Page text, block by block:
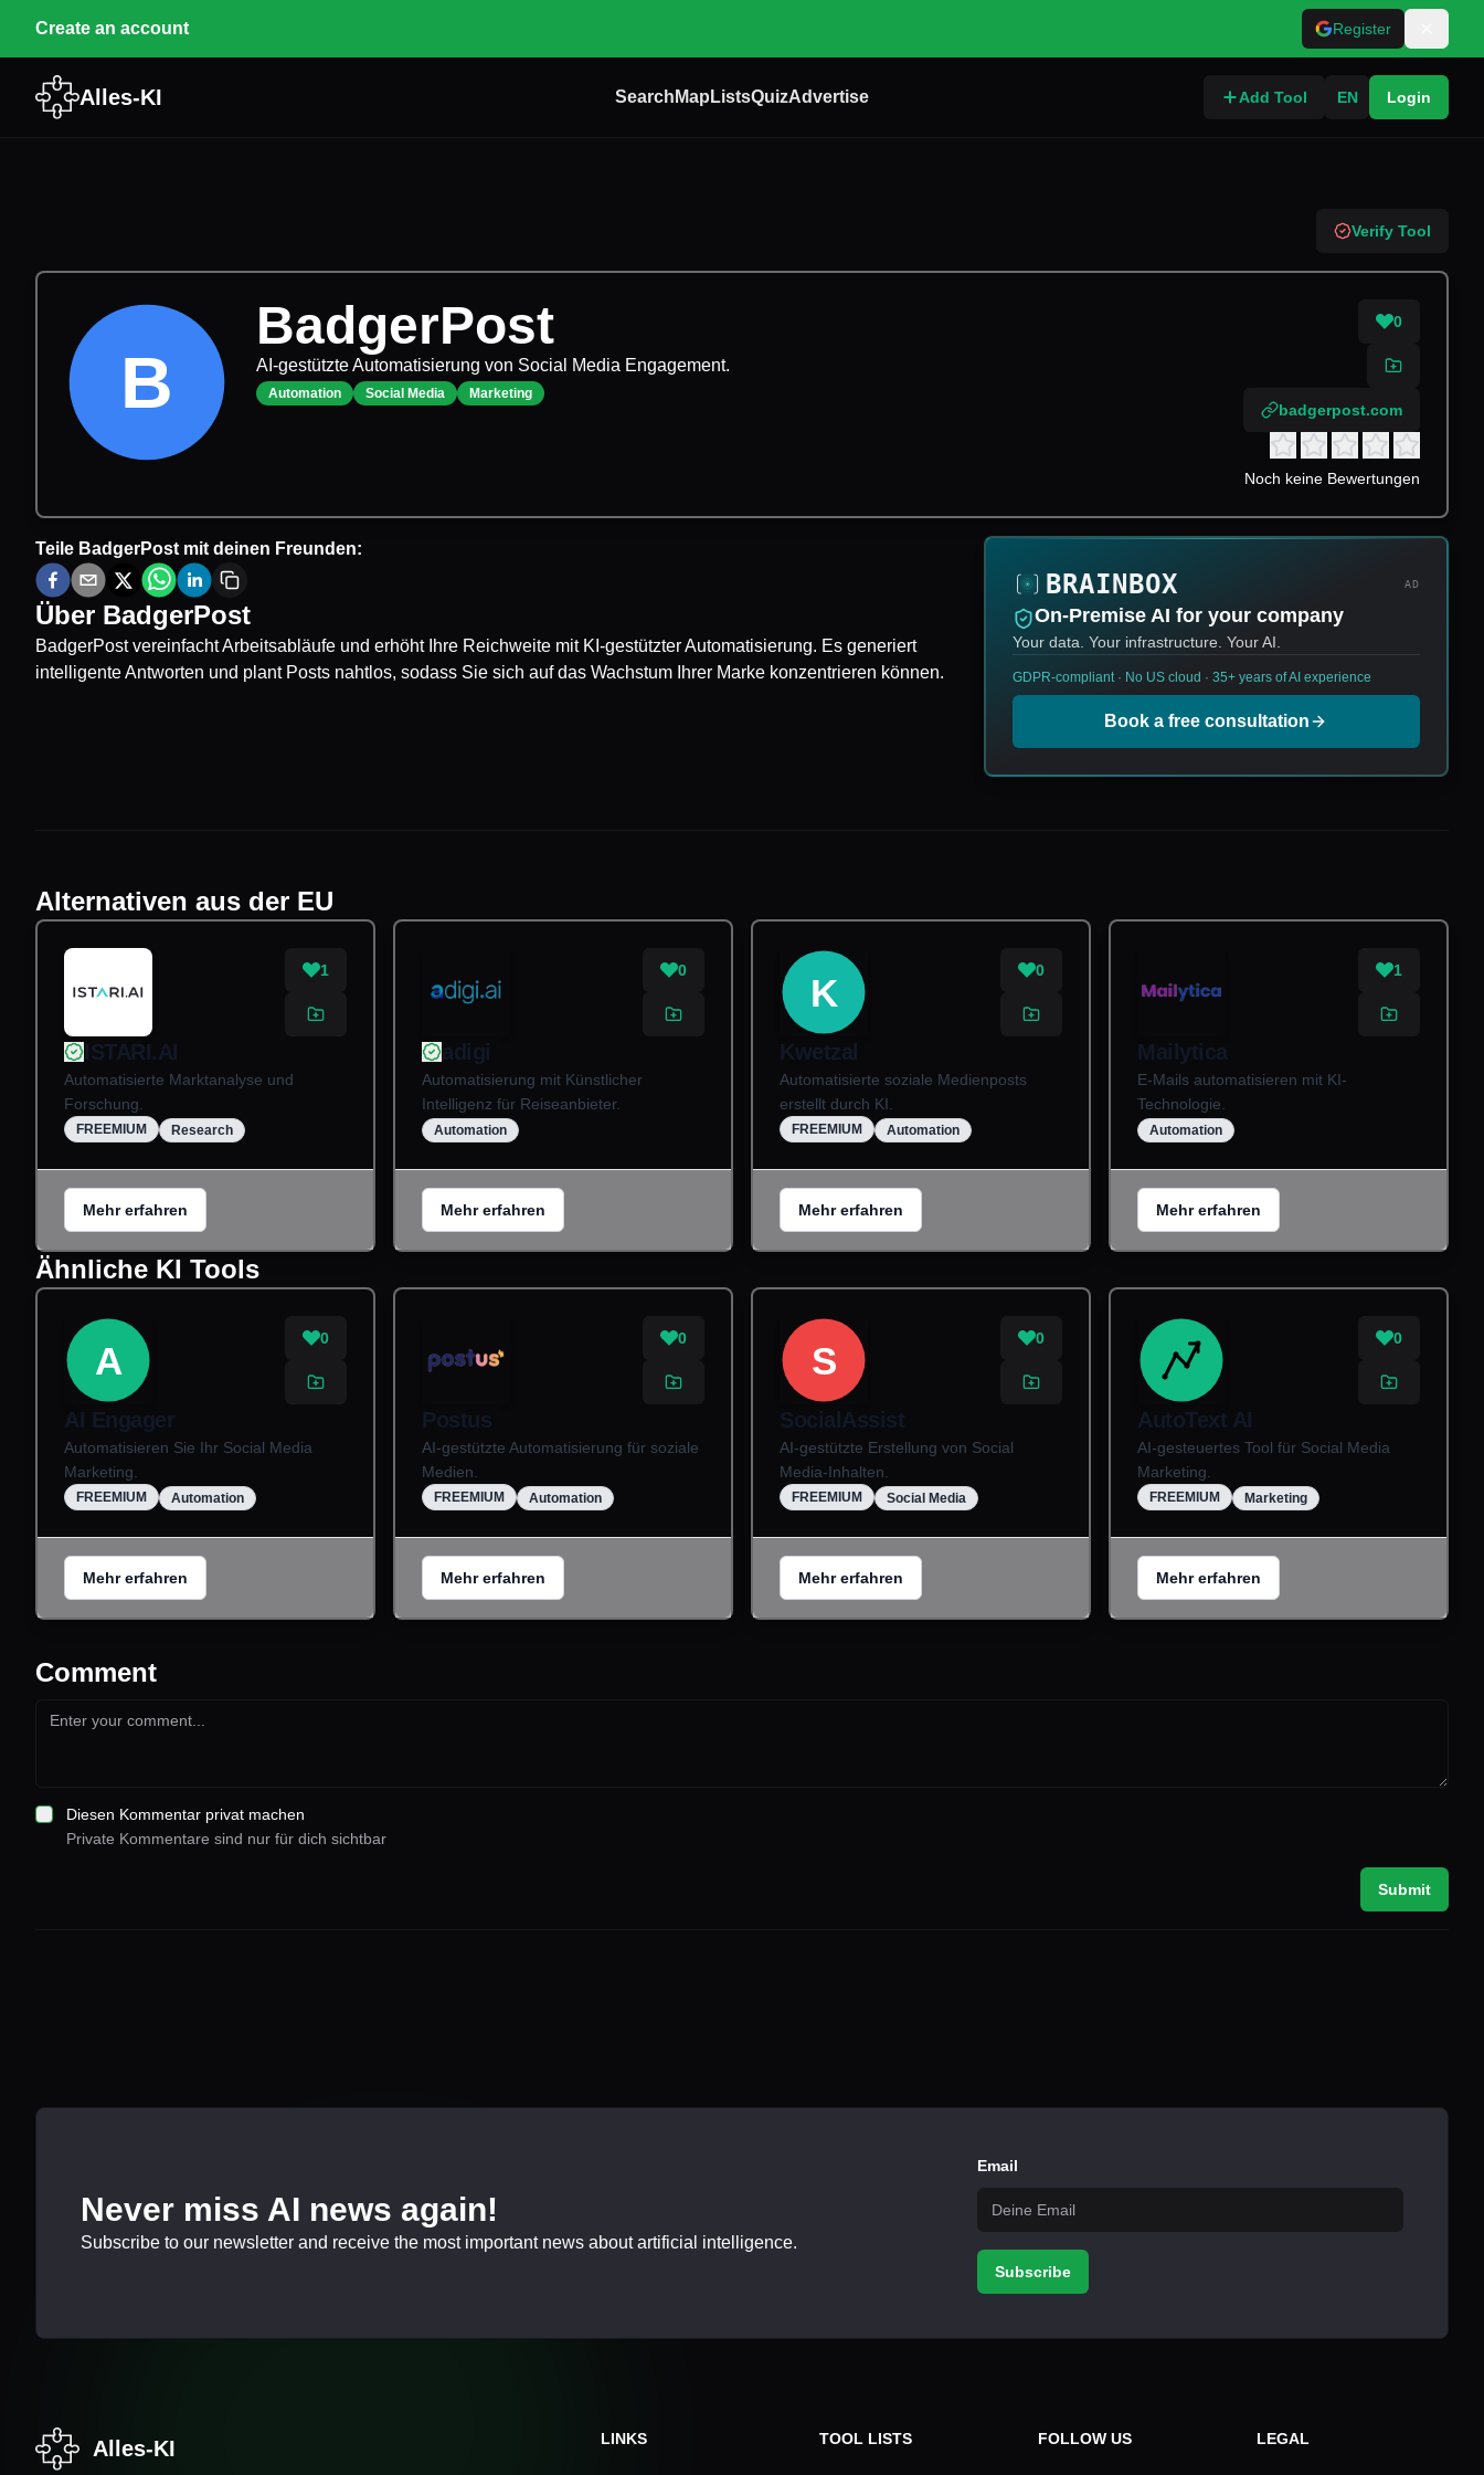
Create an account Register
Alles-KI Search Map ListsQuizAdvertise Add Tool EN Login
Verify Tool
B
BadgerPost
AI-gestützte Automatisierung von Social Media Engagement.
Automation Social Media Marketing
0
badgerpost.com
Noch keine Bewertungen
Teile BadgerPost mit deinen Freunden:
Über BadgerPost
BadgerPost vereinfacht Arbeitsabläufe und erhöht Ihre Reichweite mit KI-gestützter Automatisierung. Es generiert
intelligente Antworten und plant Posts nahtlos, sodass Sie sich auf das Wachstum Ihrer Marke konzentrieren können.
AD
On-Premise AI for your company
Your data. Your infrastructure. Your AI.
GDPR-compliant · No US cloud · 35+ years of AI experience
Book a free consultation
Alternativen aus der EU
1
ISTARI.AI
Automatisierte Marktanalyse und
Forschung.
FREEMIUM Research
Mehr erfahren
0
adigi
Automatisierung mit Künstlicher
Intelligenz für Reiseanbieter.
Automation
Mehr erfahren
K
0
Kwetzal
Automatisierte soziale Medienposts
erstellt durch KI.
FREEMIUM Automation
Mehr erfahren
1
Mailytica
E-Mails automatisieren mit KI-
Technologie.
Automation
Mehr erfahren
Ähnliche KI Tools
A
0
AI Engager
Automatisieren Sie Ihr Social Media
Marketing.
FREEMIUM Automation
Mehr erfahren
0
Postus
AI-gestützte Automatisierung für soziale
Medien.
FREEMIUM Automation
Mehr erfahren
S
0
SocialAssist
AI-gestützte Erstellung von Social
Media-Inhalten.
FREEMIUM Social Media
Mehr erfahren
0
AutoText AI
AI-gesteuertes Tool für Social Media
Marketing.
FREEMIUM Marketing
Mehr erfahren
Comment
Diesen Kommentar privat machen
Private Kommentare sind nur für dich sichtbar
Submit
Never miss AI news again!
Subscribe to our newsletter and receive the most important news about artificial intelligence.
Email
Subscribe
Alles-KI LINKS TOOL LISTS FOLLOW US LEGAL